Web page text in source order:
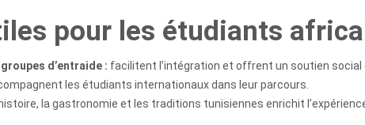
pour les étudiants
d’entraide : facilitent l’intégration et offrent un soutien social
les étudiants internationaux dans leur parcours.
la gastronomie et les traditions tunisiennes enrichit